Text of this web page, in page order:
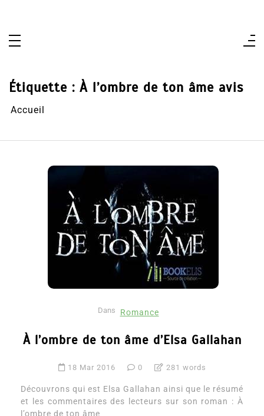
Étiquette : À l’ombre de ton âme avis
Accueil
Dans Romance
À l’ombre de ton âme d’Elsa Gallahan
18 Mar 2016 0 281 words
Découvrons qui est Elsa Gallahan ainsi que le résumé
et les commentaires des lecteurs sur son roman : À
l’ombre de ton âme